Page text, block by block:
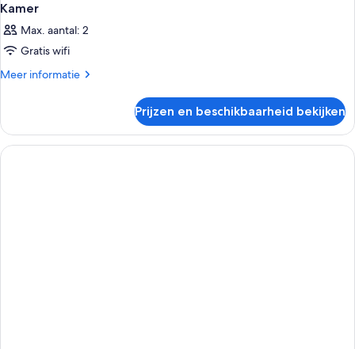
Kamer
Max. aantal: 2
Gratis wifi
Meer informatie
Meer
Prijzen en beschikbaarheid bekijken